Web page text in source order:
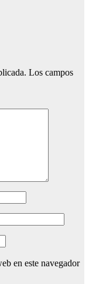
Los campos
en este navegador